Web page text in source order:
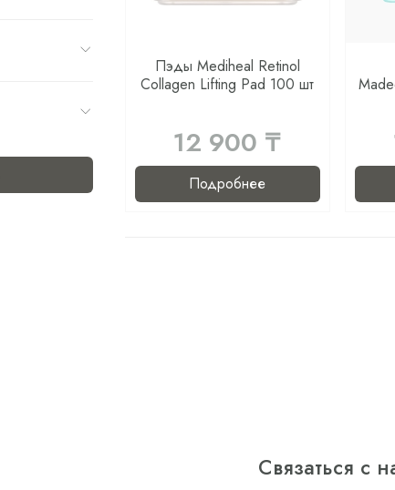
Пэды Mediheal Retinol
Collagen Lifting Pad 100 шт
12 900 ₸
Подробнее
Связаться с